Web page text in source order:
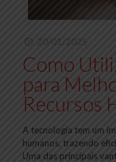
20/01/2025
Como
para
Recursos
A tecnologia tem um
humanos, trazendo
Uma das principais